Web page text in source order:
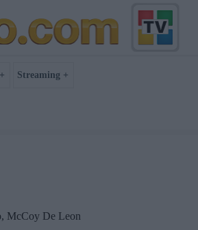
Streaming +
McCoy De Leon